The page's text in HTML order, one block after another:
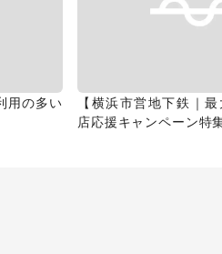
用の多い
【横浜市営地下鉄｜
店応援キャンペーン特